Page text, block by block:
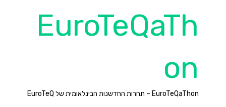
EuroTeQaTh
on
EuroTeQaThon – תחרות החדשנות הבינלאומית של EuroTeQ